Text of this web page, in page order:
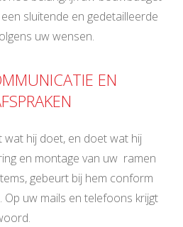
sluitende en gedetailleerde
uw wensen.
EN
hij doet, en doet wat hij
en montage van uw ramen
gebeurt bij hem conform
Op uw mails en telefoons krijgt